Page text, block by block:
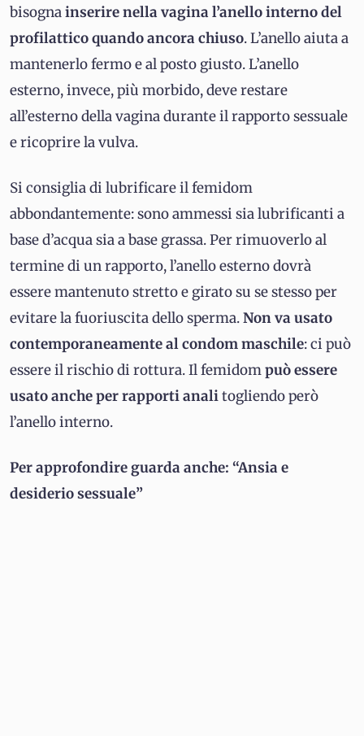
bisognainserire nella vagina l’anello interno del
profilattico quando ancora chiuso. L’anello aiuta a
mantenerlo fermo e al posto giusto. L’anello
esterno, invece, più morbido, deve restare
all’esterno della vagina durante il rapporto sessuale
e ricoprire la vulva.
Si consiglia di lubrificare il femidom
abbondantemente: sono ammessi sia lubrificanti a
base d’acqua sia a base grassa. Per rimuoverlo al
termine di un rapporto, l’anello esterno dovrà
essere mantenuto stretto e girato su se stesso per
evitare la fuoriuscita dello sperma.Non va usato
contemporaneamente al condom maschile: ci può
essere il rischio di rottura. Il femidompuò essere
usato anche per rapporti analitogliendo però
l’anello interno.
Per approfondire guarda anche: “Ansia e
desiderio sessuale”